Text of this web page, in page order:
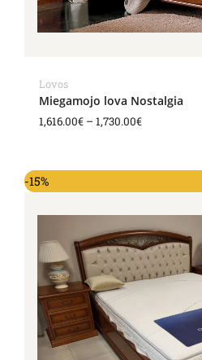
Lovos
Miegamojo lova Nostalgia
1,616.00€ –1,730.00€
-15%
price
2,288.00€.
price
1,945.00€.